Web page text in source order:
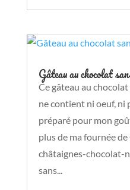
Gâteau au chocolat
Ce gâteau au
ne contient ni oeuf, ni
préparé pour mon
plus de ma fournée
châtaignes-chocolat-
sans...